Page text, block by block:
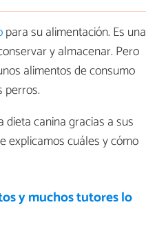
para su alimentación. Es una
y almacenar. Pero
alimentos de consumo
perros.
canina gracias a sus
explicamos cuáles y cómo
y muchos tutores lo